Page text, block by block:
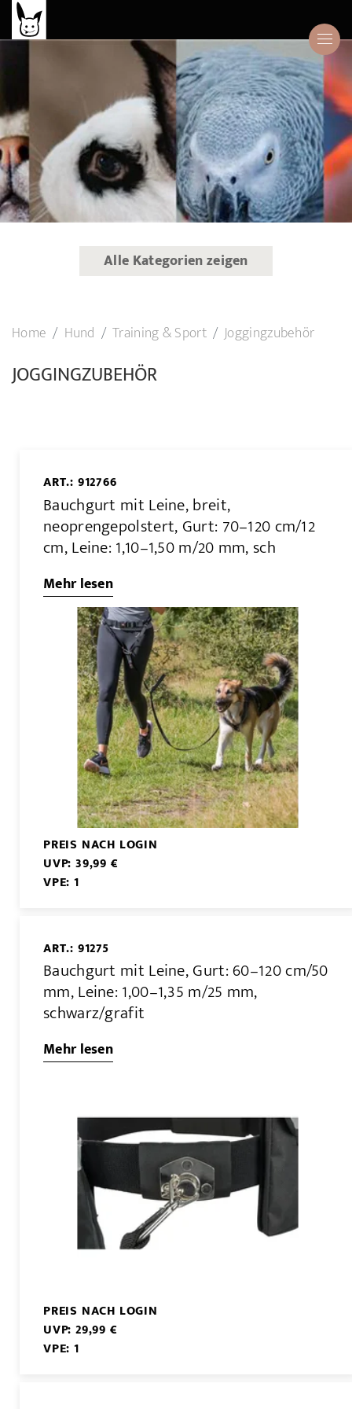
Alle Kategorien zeigen
Home Hund Training & Sport Joggingzubehör
JOGGINGZUBEHÖR
ART.: 912766
Bauchgurt mit Leine, breit,
neoprengepolstert, Gurt: 70–120 cm/12
cm, Leine: 1,10–1,50 m/20 mm, sch
Mehr lesen
PREIS NACH LOGIN
UVP: 39,99 €
VPE: 1
ART.: 91275
Bauchgurt mit Leine, Gurt: 60–120 cm/50
mm, Leine: 1,00–1,35 m/25 mm,
schwarz/grafit
Mehr lesen
PREIS NACH LOGIN
UVP: 29,99 €
VPE: 1